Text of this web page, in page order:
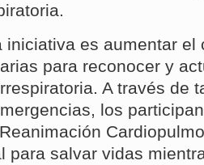
iniciativa es aumentar el
para reconocer y
A través de
los
para salvar vidas